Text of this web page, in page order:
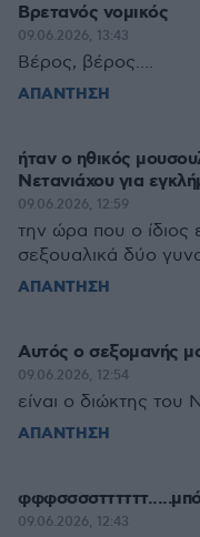
Βρετανός νομικός
09.06.2026, 13:43
Βέρος, βέρος....
ΑΠΑΝΤΗΣΗ
ήταν ο ηθικός
Νετανιάχου για
09.06.2026, 12:59
την ώρα που ο ίδιος
σεξουαλικά δύο
ΑΠΑΝΤΗΣΗ
Αυτός ο σεξομανής
09.06.2026, 12:54
είναι ο διώκτης του
ΑΠΑΝΤΗΣΗ
09.06.2026, 12:43